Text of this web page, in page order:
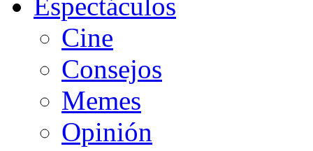
Cine
Consejos
Memes
Opinión